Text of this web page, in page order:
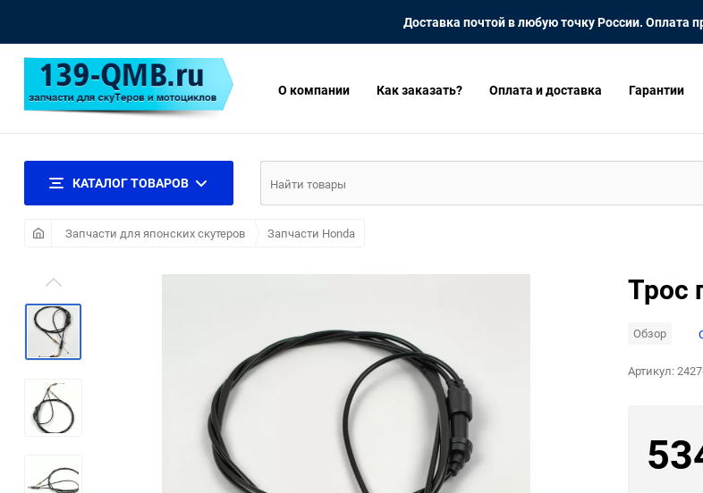
Доставка почтой в любую точку России. Оплата
О компании Как заказать? Оплата и доставка Гарантии
КАТАЛОГ ТОВАРОВ
Запчасти для японских скутеров Запчасти Honda
Трос
Обзор
Артикул: